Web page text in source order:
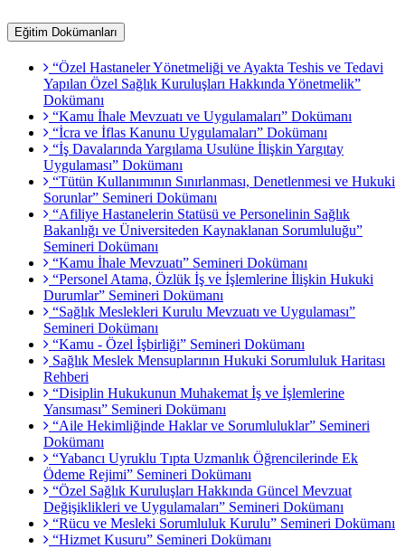
Eğitim Dokümanları
“Özel Hastaneler Yönetmeliği ve Ayakta Teshis ve Tedavi
Yapılan Özel Sağlık Kuruluşları Hakkında Yönetmelik”
Dokümanı
“Kamu İhale Mevzuatı ve Uygulamaları” Dokümanı
“İcra ve İflas Kanunu Uygulamaları” Dokümanı
“İş Davalarında Yargılama Usulüne İlişkin Yargıtay
Uygulaması” Dokümanı
“Tütün Kullanımının Sınırlanması, Denetlenmesi ve Hukuki
Sorunlar” Semineri Dokümanı
“Afiliye Hastanelerin Statüsü ve Personelinin Sağlık
Bakanlığı ve Üniversiteden Kaynaklanan Sorumluluğu”
Semineri Dokümanı
“Kamu İhale Mevzuatı” Semineri Dokümanı
“Personel Atama, Özlük İş ve İşlemlerine İlişkin Hukuki
Durumlar” Semineri Dokümanı
“Sağlık Meslekleri Kurulu Mevzuatı ve Uygulaması”
Semineri Dokümanı
“Kamu - Özel İşbirliği” Semineri Dokümanı
Sağlık Meslek Mensuplarının Hukuki Sorumluluk Haritası
Rehberi
“Disiplin Hukukunun Muhakemat İş ve İşlemlerine
Yansıması” Semineri Dokümanı
“Aile Hekimliğinde Haklar ve Sorumluluklar” Semineri
Dokümanı
“Yabancı Uyruklu Tıpta Uzmanlık Öğrencilerinde Ek
Ödeme Rejimi” Semineri Dokümanı
“Özel Sağlık Kuruluşları Hakkında Güncel Mevzuat
Değişiklikleri ve Uygulamaları” Semineri Dokümanı
“Rücu ve Mesleki Sorumluluk Kurulu” Semineri Dokümanı
“Hizmet Kusuru” Semineri Dokümanı